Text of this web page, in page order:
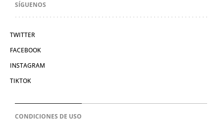
SÍGUENOS
TWITTER
FACEBOOK
INSTAGRAM
TIKTOK
CONDICIONES DE USO